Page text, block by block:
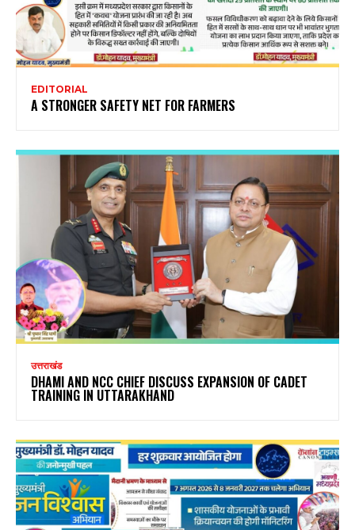
EDITORIAL
A STRONGER SAFETY NET FOR FARMERS
उत्तराखंड
DHAMI AND NCC CHIEF DISCUSS EXPANSION OF CADET
TRAINING IN UTTARAKHAND